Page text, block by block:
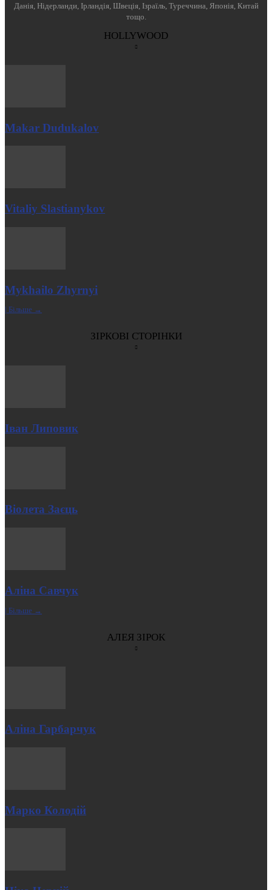
Данія, Нідерланди, Ірландія, Швеція, Ізраїль, Туреччина, Японія, Китай
тощо.
HOLLYWOOD
Makar Dudukalov
Vitaliy Slastianykov
Mykhailo Zhyrnyi
| Більше →
ЗІРКОВІ СТОРІНКИ
Іван Липовик
Віолета Заєць
Аліна Савчук
| Більше →
АЛЕЯ ЗІРОК
Аліна Гарбарчук
Марко Колодій